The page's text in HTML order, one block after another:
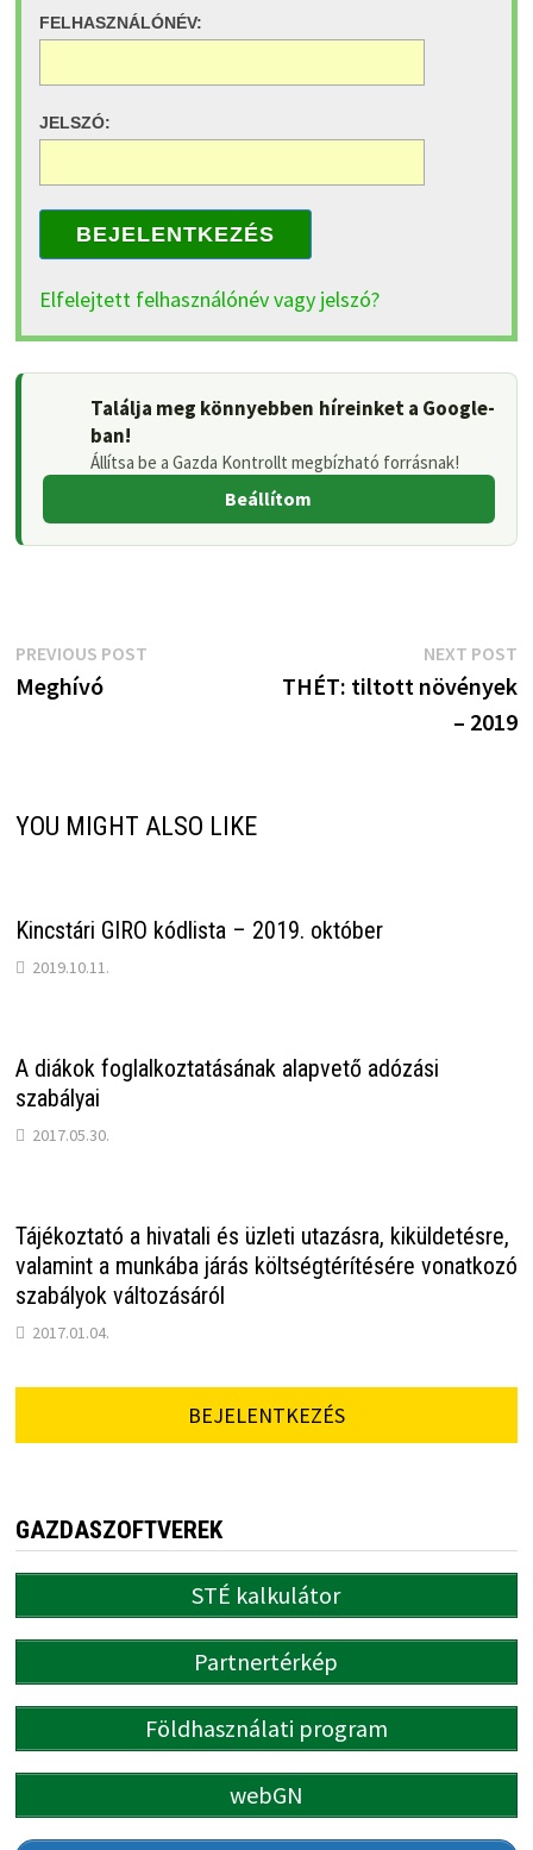
FELHASZNÁLÓNÉV:
JELSZÓ:
BEJELENTKEZÉS
Elfelejtett felhasználónév vagy jelszó?
Találja meg könnyebben híreinket a Google-
ban!
Állítsa be a Gazda Kontrollt megbízható forrásnak!
Beállítom
Bejegyzés
navigáció
PREVIOUS POSTPrevious
Meghívó
NEXT POST
THÉT: tiltott növények
– 2019
YOU MIGHT ALSO LIKE
Kincstári GIRO kódlista – 2019. október
2019.10.11.
A diákok foglalkoztatásának alapvető adózási
szabályai
2017.05.30.
Tájékoztató a hivatali és üzleti utazásra, kiküldetésre,
valamint a munkába járás költségtérítésére vonatkozó
szabályok változásáról
2017.01.04.
BEJELENTKEZÉS
GAZDASZOFTVEREK
STÉ kalkulátor
Partnertérkép
Földhasználati program
webGN